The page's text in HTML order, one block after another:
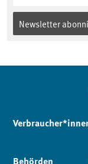
Newsletter
Behörden